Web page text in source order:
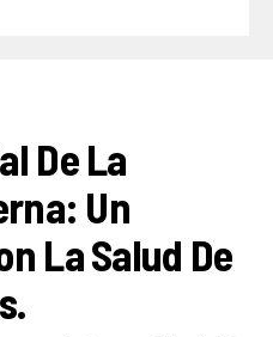
De La
Un
La Salud De